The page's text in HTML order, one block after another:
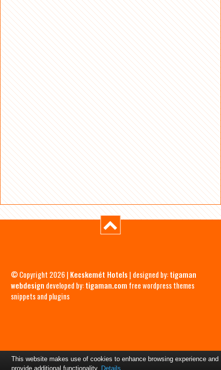
© Copyright 2026 | Kecskemét Hotels | designed by:tigaman
webdesign developed by:tigaman.com free wordpress themes
snippets and plugins
This website makes use of cookies to enhance browsing experience and
provide additional functionality. Details